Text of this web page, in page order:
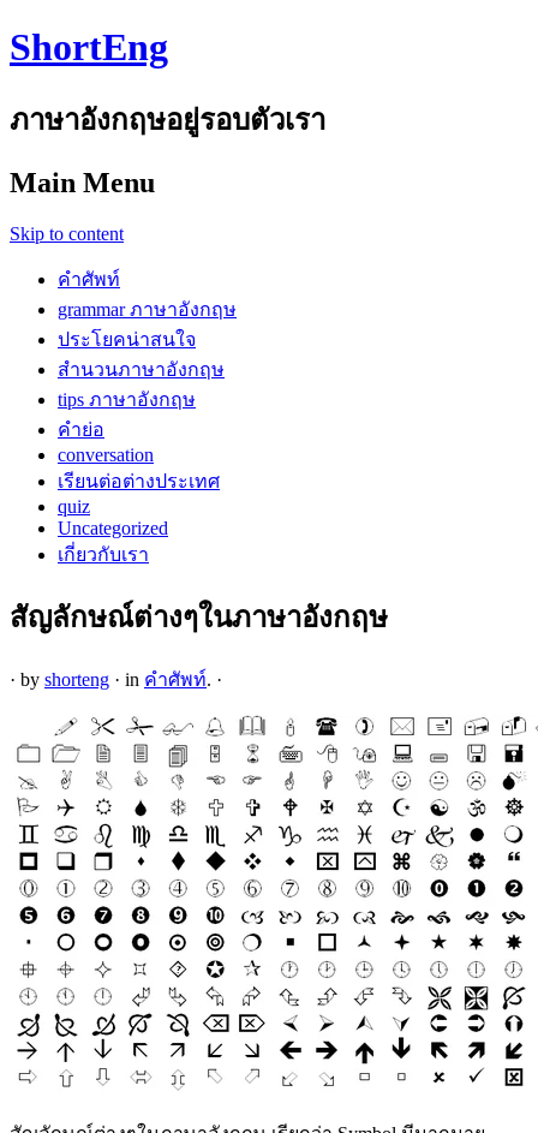
ShortEng
ภาษาอังกฤษอยู่รอบตัวเรา
Main Menu
Skip to content
คำศัพท์
grammar ภาษาอังกฤษ
ประโยคน่าสนใจ
สำนวนภาษาอังกฤษ
tips ภาษาอังกฤษ
คำย่อ
conversation
เรียนต่อต่างประเทศ
quiz
Uncategorized
เกี่ยวกับเรา
สัญลักษณ์ต่างๆในภาษาอังกฤษ
· by shorteng · in คำศัพท์. ·